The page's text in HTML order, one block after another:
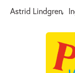
Astrid Lindgren